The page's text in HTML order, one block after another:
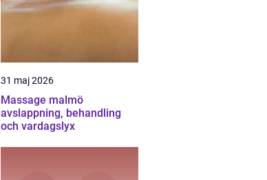
31 maj 2026
Massage malmö
avslappning, behandling
och vardagslyx